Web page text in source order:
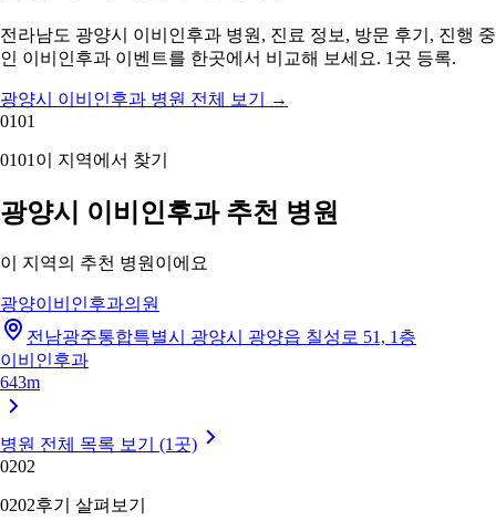
전라남도 광양시 이비인후과 병원, 진료 정보, 방문 후기, 진행 중
인 이비인후과 이벤트를 한곳에서 비교해 보세요. 1곳 등록.
광양시 이비인후과 병원 전체 보기
→
0101
0101 이 지역에서 찾기
광양시 이비인후과 추천 병원
이 지역의 추천 병원이에요
광양이비인후과의원
전남광주통합특별시 광양시 광양읍 칠성로 51, 1층
이비인후과
643m
병원 전체 목록 보기 (1곳)
0202
0202후기 살펴보기